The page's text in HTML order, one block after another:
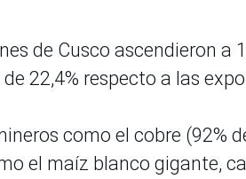
de Cusco ascendieron a
22,4% respecto a las
como el cobre (92%
el maíz blanco gigante,